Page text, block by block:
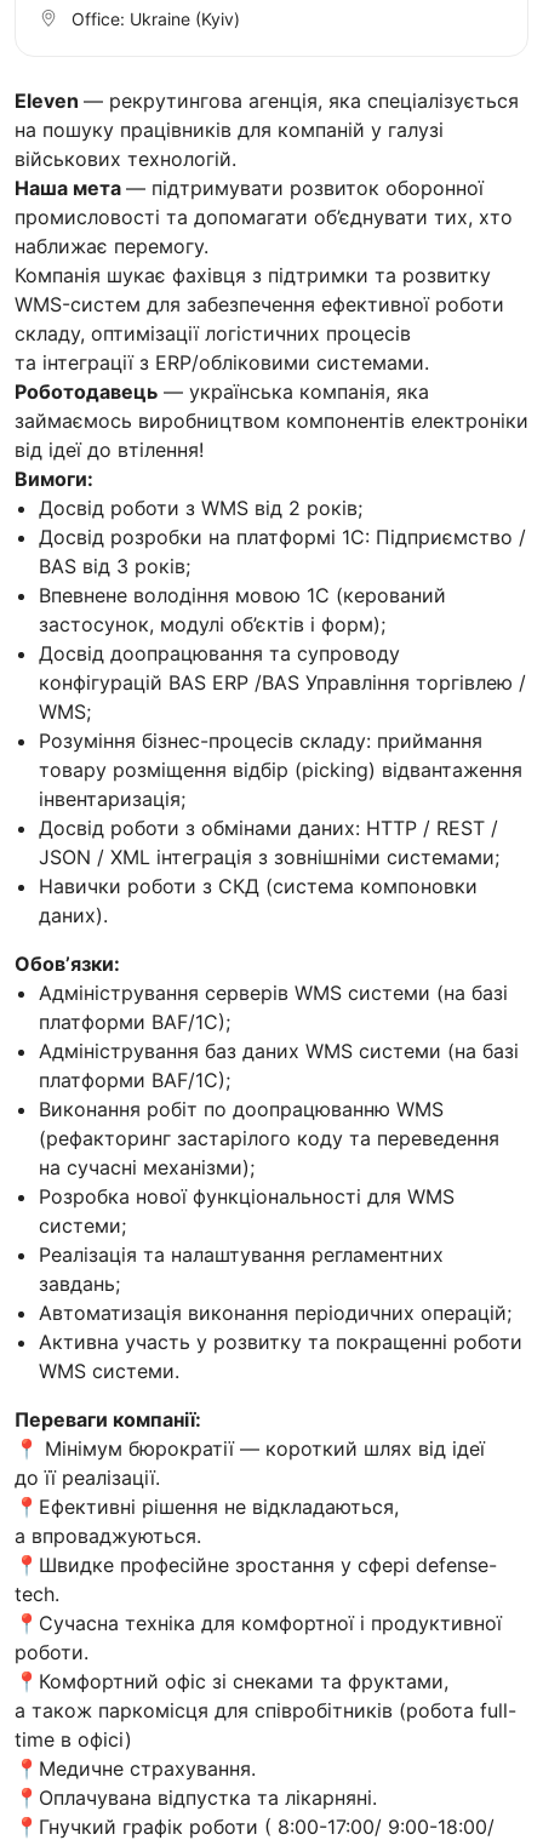
Eleven — рекрутингова агенція, яка спеціалізується
на пошуку працівників для компаній у галузі
військових технологій.
Наша мета — підтримувати розвиток оборонної
промисловості та допомагати об’єднувати тих, хто
наближає перемогу.
Компанія шукає фахівця з підтримки та розвитку
WMS-систем для забезпечення ефективної роботи
складу, оптимізації логістичних процесів
та інтеграції з ERP/обліковими системами.
Роботодавець — українська компанія, яка
займаємось виробництвом компонентів електроніки
від ідеї до втілення!
Вимоги:
Досвід роботи з WMS від 2 років;
Досвід розробки на платформі 1С: Підприємство /
BAS від 3 років;
Впевнене володіння мовою 1С (керований
застосунок, модулі об’єктів і форм);
Досвід доопрацювання та супроводу
конфігурацій BAS ERP /BAS Управління торгівлею /
WMS;
Розуміння бізнес-процесів складу: приймання
товару розміщення відбір (picking) відвантаження
інвентаризація;
Досвід роботи з обмінами даних: HTTP / REST /
JSON / XML інтеграція з зовнішніми системами;
Навички роботи з СКД (система компоновки
даних).
Обовʼязки:
Адміністрування серверів WMS системи (на базі
платформи BAF/1С);
Адміністрування баз даних WMS системи (на базі
платформи BAF/1С);
Виконання робіт по доопрацюванню WMS
(рефакторинг застарілого коду та переведення
на сучасні механізми);
Розробка нової функціональності для WMS
системи;
Реалізація та налаштування регламентних
завдань;
Автоматизація виконання періодичних операцій;
Активна участь у розвитку та покращенні роботи
WMS системи.
Переваги компанії:
📍 Мінімум бюрократії — короткий шлях від ідеї
до її реалізації.
📍Ефективні рішення не відкладаються,
а впроваджуються.
📍Швидке професійне зростання у сфері defense-
tech.
📍Сучасна техніка для комфортної і продуктивної
роботи.
📍Комфортний офіс зі снеками та фруктами,
а також паркомісця для співробітників (робота full-
time в офісі)
📍Медичне страхування.
📍Оплачувана відпустка та лікарняні.
📍Гнучкий графік роботи ( 8:00-17:00/ 9:00-18:00/
Office: Ukraine (Kyiv)